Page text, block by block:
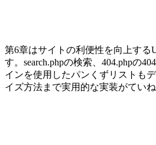
第6章はサイトの利便性を向上する
す。search.phpの検索、404.phpの
インを使用したパンくずリストも
イズ方法まで実用的な実装がてい